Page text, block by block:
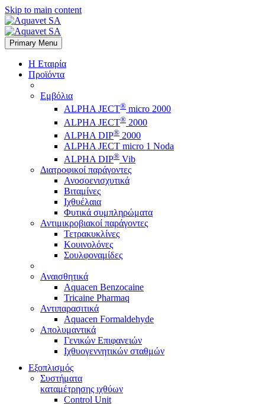
Skip to main content
Primary Menu
Η Εταιρία
Προϊόντα
Εμβόλια
ALPHA JECT® micro 2000
ALPHA JECT® 2000
ALPHA DIP® 2000
ALPHA JECT micro 1 Νoda
ALPHA DIP® Vib
Διατροφικοί παράγοντες
Ανοσοενισχυτικά
Βιταμίνες
Ιχθυέλαια
Φυτικά συμπληρώματα
Αντιμικροβιακοί παράγοντες
Τετρακυκλίνες
Κουινολόνες
Σουλφοναμίδες
Αναισθητικά
Aquacen Benzocaine
Tricaine Pharmaq
Αντιπαρασιτικά
Aquacen Formaldehyde
Απολυμαντικά
Γενικών Επιφανειών
Ιχθυογεννητικών σταθμών
Εξοπλισμός
Συστήματα
καταμέτρησης ιχθύων
Control Unit